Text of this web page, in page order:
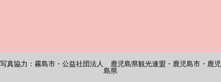
写真協力：霧島市・公益社団法人 鹿児島県観光連盟・鹿児島市・鹿児
島県